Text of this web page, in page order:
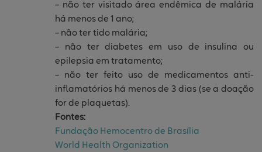
– não ter visitado área endêmica de malária
há menos de 1 ano;
– não ter tido malária;
– não ter diabetes em uso de insulina ou
epilepsia em tratamento;
– não ter feito uso de medicamentos anti-
inflamatórios há menos de 3 dias (se a doação
for de plaquetas).
Fontes:
Fundação Hemocentro de Brasília
World Health Organization